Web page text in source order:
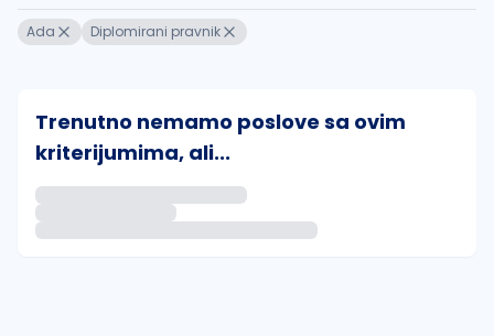
Ada Diplomirani pravnik
Trenutno nemamo poslove sa ovim
kriterijumima, ali...